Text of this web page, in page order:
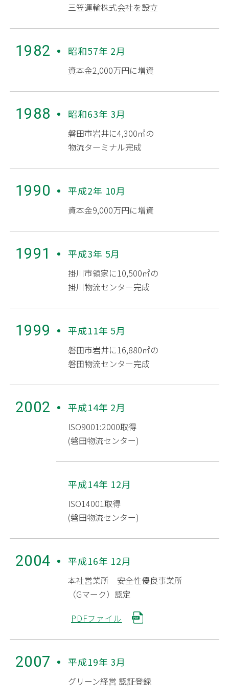
三笠運輸株式会社を設立
1982 昭和57年 2月
資本金2,000万円に増資
1988 昭和63年 3月
磐田市岩井に4,300㎡の
物流ターミナル完成
1990 平成2年 10月
資本金9,000万円に増資
1991 平成3年 5月
掛川市領家に10,500㎡の
掛川物流センター完成
1999 平成11年 5月
磐田市岩井に16,880㎡の
磐田物流センター完成
2002 平成14年 2月
ISO9001:2000取得
(磐田物流センター)
平成14年 12月
ISO14001取得
(磐田物流センター)
2004 平成16年 12月
本社営業所 安全性優良事業所
（Gマーク）認定
PDFファイル
2007 平成19年 3月
グリーン経営 認証登録